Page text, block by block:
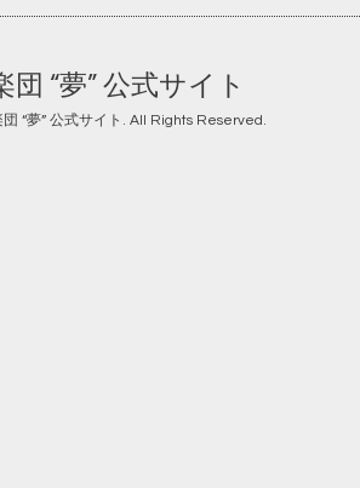
団 “夢” 公式サイト
“夢” 公式サイト . All Rights Reserved.